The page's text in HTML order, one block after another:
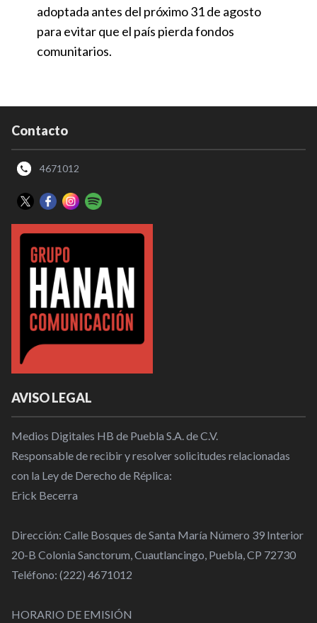
adoptada antes del próximo 31 de agosto
para evitar que el país pierda fondos
comunitarios.
Contacto
4671012
AVISO LEGAL
Medios Digitales HB de Puebla S.A. de C.V.
Responsable de recibir y resolver solicitudes relacionadas
con la Ley de Derecho de Réplica:
Erick Becerra
Dirección: Calle Bosques de Santa María Número 39 Interior
20-B Colonia Sanctorum, Cuautlancingo, Puebla, CP 72730
Teléfono: (222) 4671012
HORARIO DE EMISIÓN